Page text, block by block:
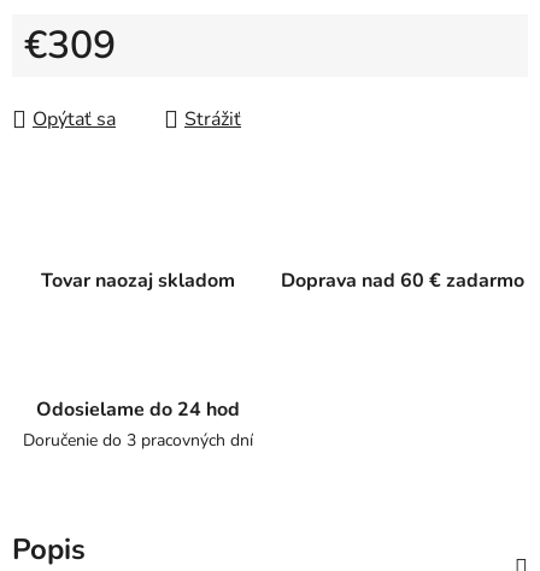
€309
Opýtať sa
Strážiť
Tovar naozaj skladom Doprava nad 60 € zadarmo
Odosielame do 24 hod
Doručenie do 3 pracovných dní
Popis